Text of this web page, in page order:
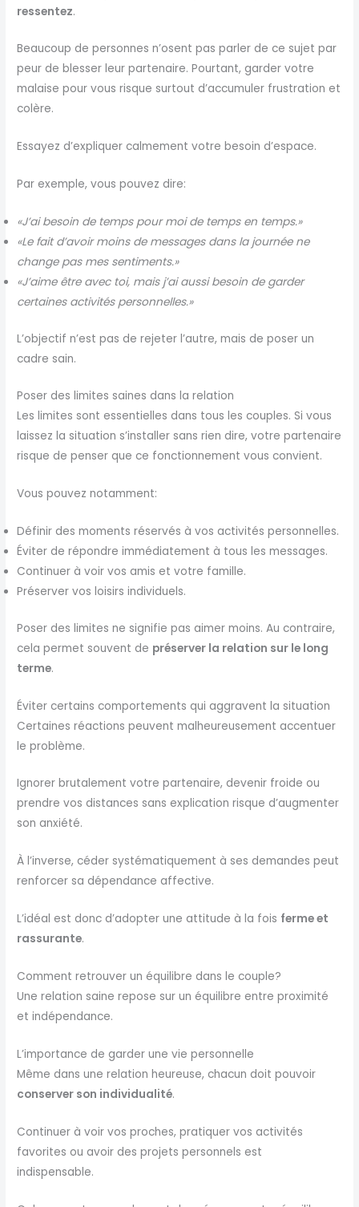
ressentez.
Beaucoup de personnes n’osent pas parler de ce sujet par
peur de blesser leur partenaire. Pourtant, garder votre
malaise pour vous risque surtout d’accumuler frustration et
colère.
Essayez d’expliquer calmement votre besoin d’espace.
Par exemple, vous pouvez dire:
«J’ai besoin de temps pour moi de temps en temps.»
«Le fait d’avoir moins de messages dans la journée ne
change pas mes sentiments.»
«J’aime être avec toi, mais j’ai aussi besoin de garder
certaines activités personnelles.»
L’objectif n’est pas de rejeter l’autre, mais de poser un
cadre sain.
Poser des limites saines dans la relation
Les limites sont essentielles dans tous les couples. Si vous
laissez la situation s’installer sans rien dire, votre partenaire
risque de penser que ce fonctionnement vous convient.
Vous pouvez notamment:
Définir des moments réservés à vos activités personnelles.
Éviter de répondre immédiatement à tous les messages.
Continuer à voir vos amis et votre famille.
Préserver vos loisirs individuels.
Poser des limites ne signifie pas aimer moins. Au contraire,
cela permet souvent de préserver la relation sur le long
terme.
Éviter certains comportements qui aggravent la situation
Certaines réactions peuvent malheureusement accentuer
le problème.
Ignorer brutalement votre partenaire, devenir froide ou
prendre vos distances sans explication risque d’augmenter
son anxiété.
À l’inverse, céder systématiquement à ses demandes peut
renforcer sa dépendance affective.
L’idéal est donc d’adopter une attitude à la fois ferme et
rassurante.
Comment retrouver un équilibre dans le couple?
Une relation saine repose sur un équilibre entre proximité
et indépendance.
L’importance de garder une vie personnelle
Même dans une relation heureuse, chacun doit pouvoir
conserver son individualité.
Continuer à voir vos proches, pratiquer vos activités
favorites ou avoir des projets personnels est
indispensable.